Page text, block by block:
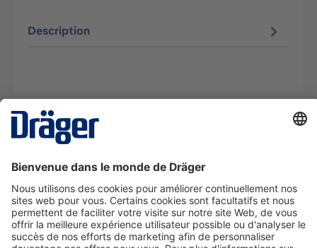
Description
La technologie
Nous contacter
A propos de Dräger